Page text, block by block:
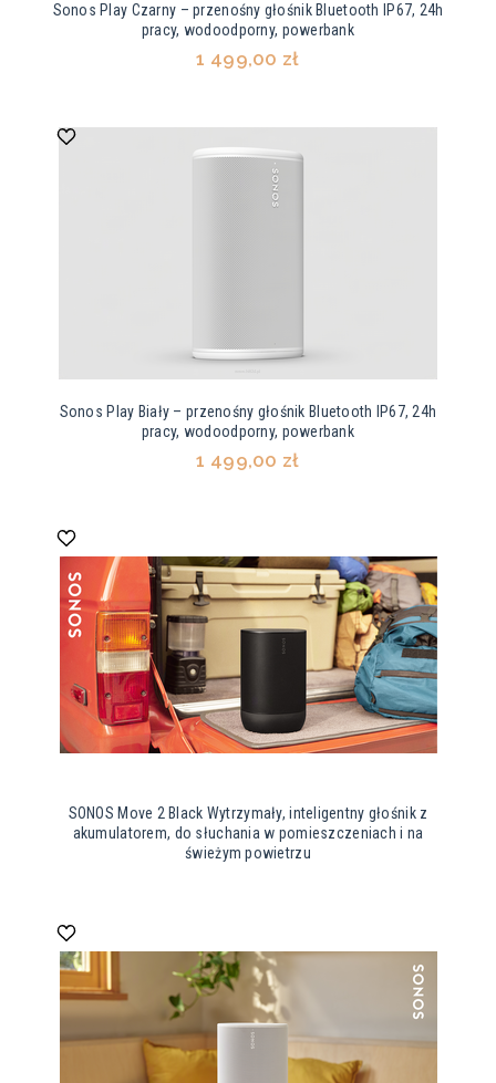
Sonos Play Czarny – przenośny głośnik Bluetooth IP67, 24h
pracy, wodoodporny, powerbank
1 499,00 zł
Sonos Play Biały – przenośny głośnik Bluetooth IP67, 24h
pracy, wodoodporny, powerbank
1 499,00 zł
SONOS Move 2 Black Wytrzymały, inteligentny głośnik z
akumulatorem, do słuchania w pomieszczeniach i na
świeżym powietrzu